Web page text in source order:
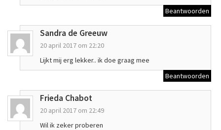
Beantwoorden
Sandra de Greeuw
20 april 2017 om 22:20
Lijkt mij erg lekker.. ik doe graag mee
Beantwoorden
Frieda Chabot
20 april 2017 om 22:49
Wil ik zeker proberen